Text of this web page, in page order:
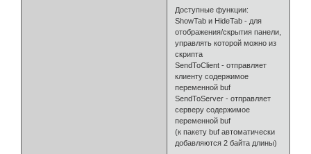
Доступные функции:
ShowTab и HideTab - для
отображения/скрытия панели,
управлять которой можно из
скрипта
SendToClient - отправляет
клиенту содержимое
переменной buf
SendToServer - отправляет
серверу содержимое
переменной buf
(к пакету buf автоматически
добавляются 2 байта длины)